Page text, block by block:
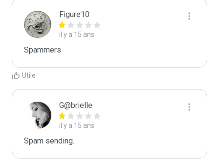
Figure10
il y a 15 ans
Spammers
Utile
G@brielle
il y a 15 ans
Spam sending.